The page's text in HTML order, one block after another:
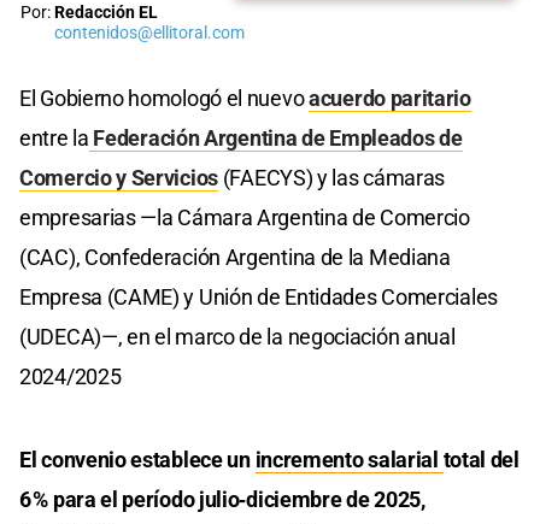
Por:Redacción EL
contenidos@ellitoral.com
El Gobierno homologó el nuevoacuerdo paritario
entre la Federación Argentina de Empleados de
Comercio y Servicios (FAECYS) y las cámaras
empresarias —la Cámara Argentina de Comercio
(CAC), Confederación Argentina de la Mediana
Empresa (CAME) y Unión de Entidades Comerciales
(UDECA)—, en el marco de la negociación anual
2024/2025
El convenio establece un incremento salarial total del
6 % para el período julio‑diciembre de 2025,